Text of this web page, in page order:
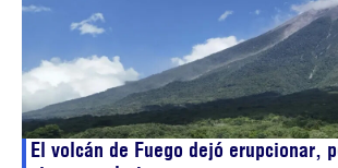
El volcán de Fuego dejó erupcionar,